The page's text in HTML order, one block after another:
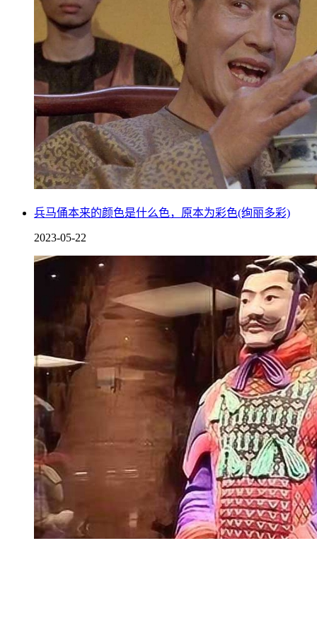
兵马俑本来的颜色是什么色，原本为彩色(绚丽多彩)
2023-05-22